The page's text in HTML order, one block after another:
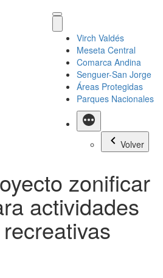
Virch Valdés
Meseta Central
Comarca Andina
Senguer-San Jorge
Áreas Protegidas
Parques Nacionales
Más
Volver
zonificar
actividades